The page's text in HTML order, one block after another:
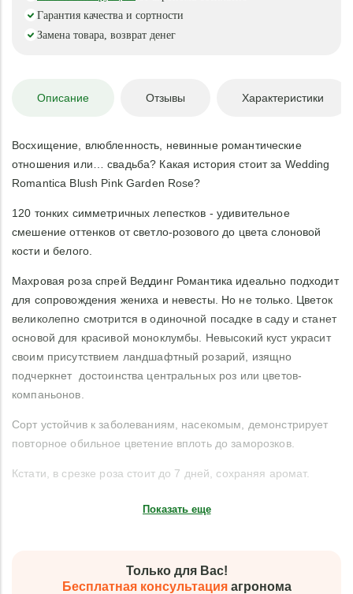
Гарантия качества и сортности
Замена товара, возврат денег
Описание Отзывы Характеристики
Восхищение, влюбленность, невинные романтические
отношения или… свадьба? Какая история стоит за Wedding
Romantica Blush Pink Garden Rose?
120 тонких симметричных лепестков - удивительное
смешение оттенков от светло-розового до цвета слоновой
кости и белого.
Махровая роза спрей Веддинг Романтика идеально подходит
для сопровождения жениха и невесты. Но не только. Цветок
великолепно смотрится в одиночной посадке в саду и станет
основой для красивой моноклумбы. Невысокий куст украсит
своим присутствием ландшафтный розарий, изящно
подчеркнет достоинства центральных роз или цветов-
компаньонов.
Сорт устойчив к заболеваниям, насекомым, демонстрирует
повторное обильное цветение вплоть до заморозков.
Кстати, в срезке роза стоит до 7 дней, сохраняя аромат.
Показать еще
Только для Вас!
Бесплатная консультацияагронома